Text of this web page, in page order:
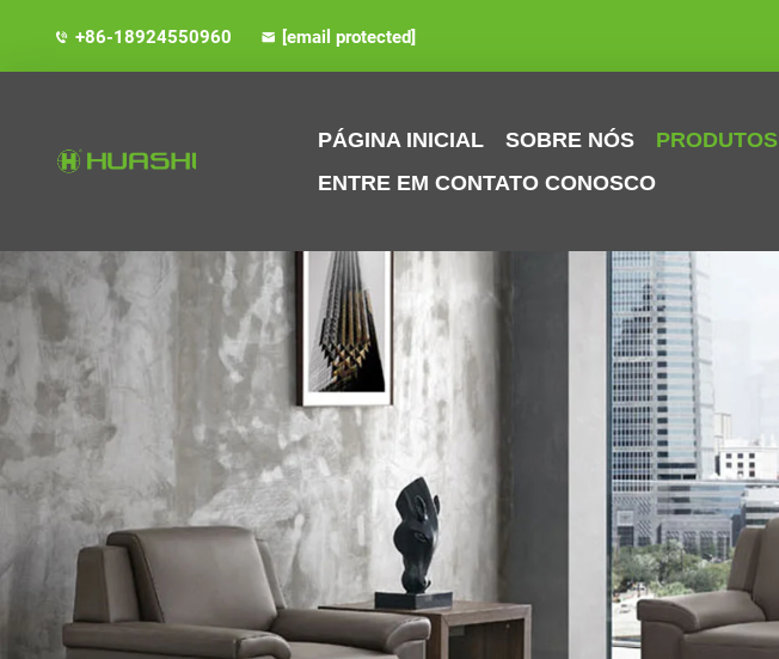
+86-18924550960 [email protected]
PÁGINA INICIAL SOBRE NÓS PRODUTOS
ENTRE EM CONTATO CONOSCO